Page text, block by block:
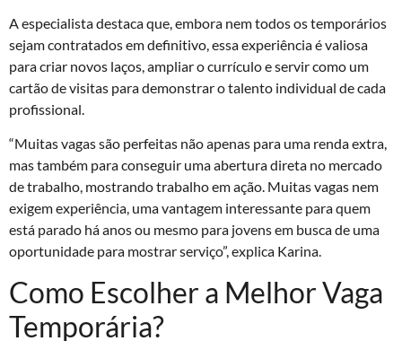
A especialista destaca que, embora nem todos os temporários
sejam contratados em definitivo, essa experiência é valiosa
para criar novos laços, ampliar o currículo e servir como um
cartão de visitas para demonstrar o talento individual de cada
profissional.
“Muitas vagas são perfeitas não apenas para uma renda extra,
mas também para conseguir uma abertura direta no mercado
de trabalho, mostrando trabalho em ação. Muitas vagas nem
exigem experiência, uma vantagem interessante para quem
está parado há anos ou mesmo para jovens em busca de uma
oportunidade para mostrar serviço”, explica Karina.
Como Escolher a Melhor Vaga
Temporária?